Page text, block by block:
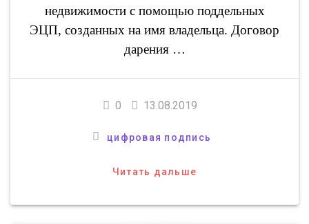
недвижимости с помощью поддельных
ЭЦП, созданных на имя владельца. Договор
дарения …
0 13.08.2019
цифровая подпись
Читать дальше